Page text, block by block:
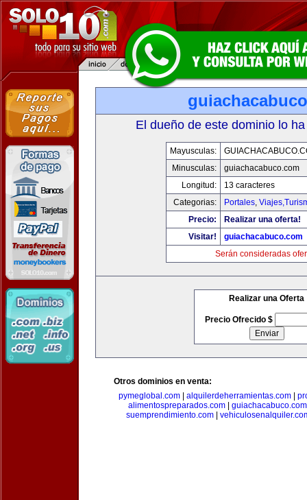
El dueño de este dominio lo
Mayusculas:
Minusculas:
guiachacabuco.com
Longitud:
13 caracteres
Categorias:
Portales,
Precio:
Realizar una oferta!
Visitar!
guiachacabuco.com
Serán consideradas
Realizar una Oferta
Precio Ofrecido $
Otros dominios en venta:
pymeglobal.com| alquilerdeherramientas.com|
alimentospreparados.com| guiachacabuco.com
suemprendimiento.com|